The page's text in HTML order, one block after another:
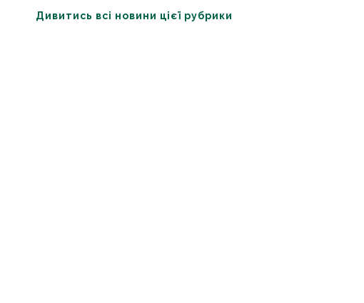
Дивитись всі новини цієї рубрики